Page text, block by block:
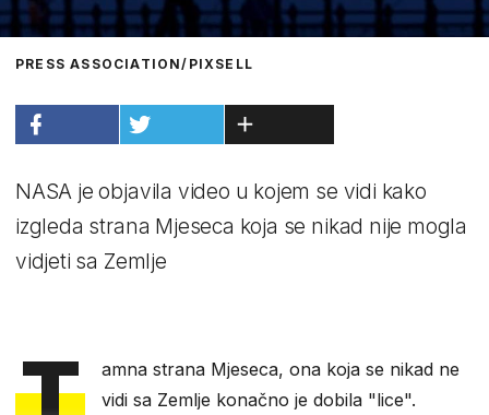
PRESS ASSOCIATION/PIXSELL
NASA je objavila video u kojem se vidi kako
izgleda strana Mjeseca koja se nikad nije mogla
vidjeti sa Zemlje
T
amna strana Mjeseca, ona koja se nikad ne
vidi sa Zemlje konačno je dobila "lice".